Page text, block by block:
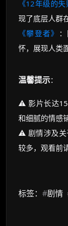
《12年级的失
现了底层人群
《攀登者》
怀，展现人类
温馨提示：
⚠️ 影片长达
和细腻的情感
⚠️ 剧情涉及关
较多，观看前
标签： #剧情